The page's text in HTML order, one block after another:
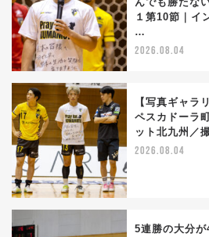
１第10節｜イ
…
2026.08.04
【写真ギャラ
ペスカドーラ
ット北九州／
2026.08.04
5連勝の大分